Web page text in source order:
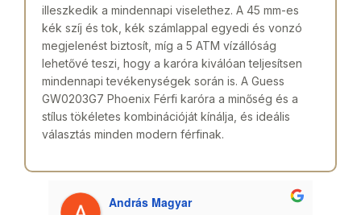
illeszkedik a mindennapi viselethez. A 45 mm-es
kék szíj és tok, kék számlappal egyedi és vonzó
megjelenést biztosít, míg a 5 ATM vízállóság
lehetővé teszi, hogy a karóra kiválóan teljesítsen
mindennapi tevékenységek során is. A Guess
GW0203G7 Phoenix Férfi karóra a minőség és a
stílus tökéletes kombinációját kínálja, és ideális
választás minden modern férfinak.
András Magyar